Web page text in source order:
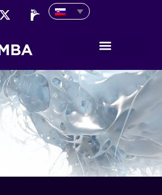
v GSM